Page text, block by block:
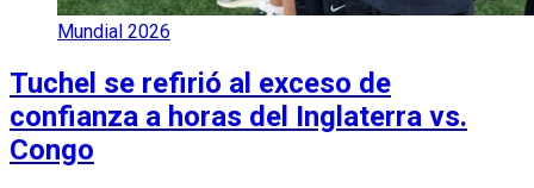
Mundial 2026
Tuchel se refirió al exceso de
confianza a horas del Inglaterra vs.
Congo